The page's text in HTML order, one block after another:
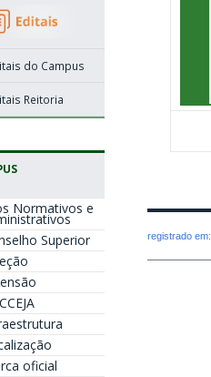
do Campus
Reitoria
Normativos e
Superior
oficial
registrado em: